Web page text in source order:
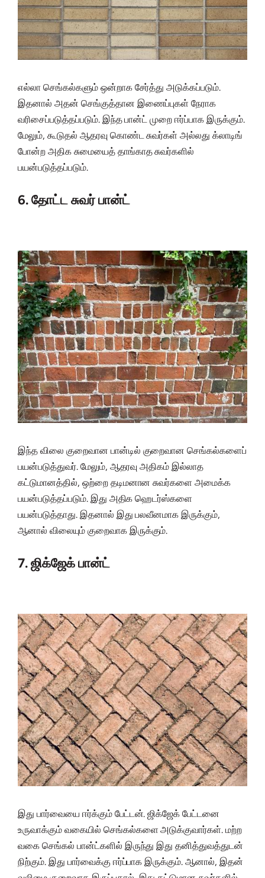
எல்லா செங்கல்களும் ஒன்றாக சேர்த்து அடுக்கப்படும்.
இதனால் அதன் செங்குத்தான இணைப்புகள் நேராக
வரிசைப்படுத்தப்படும். இந்த பான்ட் முறை ஈர்ப்பாக இருக்கும்.
மேலும், கூடுதல் ஆதரவு கொண்ட சுவர்கள் அல்லது க்லாடிங்
போன்ற அதிக சுமையைத் தாங்காத சுவர்களில்
பயன்படுத்தப்படும்.
6. தோட்ட சுவர் பான்ட்
இந்த விலை குறைவான பான்டில் குறைவான செங்கல்களைப்
பயன்படுத்துவர். மேலும், ஆதரவு அதிகம் இல்லாத
கட்டுமானத்தில், ஒற்றை தடிமனான சுவர்களை அமைக்க
பயன்படுத்தப்படும். இது அதிக ஹெடர்ஸ்களை
பயன்படுத்தாது. இதனால் இது பலவீனமாக இருக்கும்,
ஆனால் விலையும் குறைவாக இருக்கும்.
7. ஜிக்ஜேக் பான்ட்
இது பார்வையை ஈர்க்கும் பேட்டன். ஜிக்ஜேக் பேட்டனை
உருவாக்கும் வகையில் செங்கல்களை அடுக்குவார்கள். மற்ற
வகை செங்கல் பான்ட்களில் இருந்து இது தனித்துவத்துடன்
நிற்கும். இது பார்வைக்கு ஈர்ப்பாக இருக்கும். ஆனால், இதன்